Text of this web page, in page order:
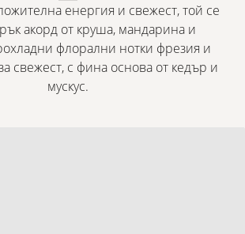
енергия и свежест, той се
акорд от круша, мандарина и
флорални нотки фрезия и
свежест, с фина основа от кедър и
мускус.